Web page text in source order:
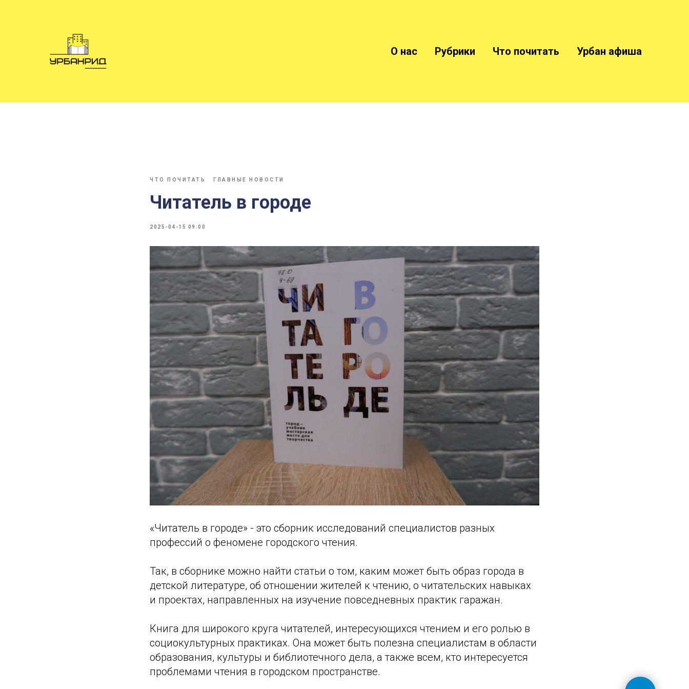
О нас Рубрики Что почитать Урбан афиша
ЧТО ПОЧИТАТЬ ГЛАВНЫЕ НОВОСТИ
Читатель в городе
2025-04-15 09:00
«Читатель в городе» - это сборник исследований специалистов разных
профессий о феномене городского чтения.
Так, в сборнике можно найти статьи о том, каким может быть образ города в
детской литературе, об отношении жителей к чтению, о читательских навыках
и проектах, направленных на изучение повседневных практик гаражан.
Книга для широкого круга читателей, интересующихся чтением и его ролью в
социокультурных практиках. Она может быть полезна специалистам в области
образования, культуры и библиотечного дела, а также всем, кто интересуется
проблемами чтения в городском пространстве.